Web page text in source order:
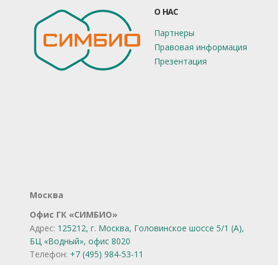
О НАС
Партнеры
Правовая информация
Презентация
Москва
Офис ГК «СИМБИО»
Адрес: 125212, г. Москва, Головинское шоссе 5/1 (А),
БЦ «Водный», офис 8020
Телефон: +7 (495) 984-53-11